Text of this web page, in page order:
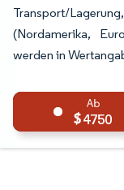
Transport/
(Nordamerika,
werden in
4750